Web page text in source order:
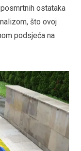
ostataka
što ovoj
podsjeća na